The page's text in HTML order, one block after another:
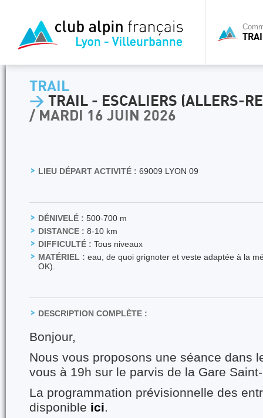
TRAIL
> TRAIL - ESCALIERS (ALLERS-
/ MARDI 16 JUIN 2026
LIEU DÉPART ACTIVITÉ : 69009 LYON 09
DÉNIVELÉ : 500-700 m
DISTANCE : 8-10 km
DIFFICULTÉ : Tous niveaux
MATÉRIEL : eau, de quoi grignoter et veste adaptée à la
OK).
DESCRIPTION COMPLÈTE :
Bonjour,
Nous vous proposons une séance dans
vous à 19h sur le parvis de la Gare
La programmation prévisionnelle des
disponible ici.